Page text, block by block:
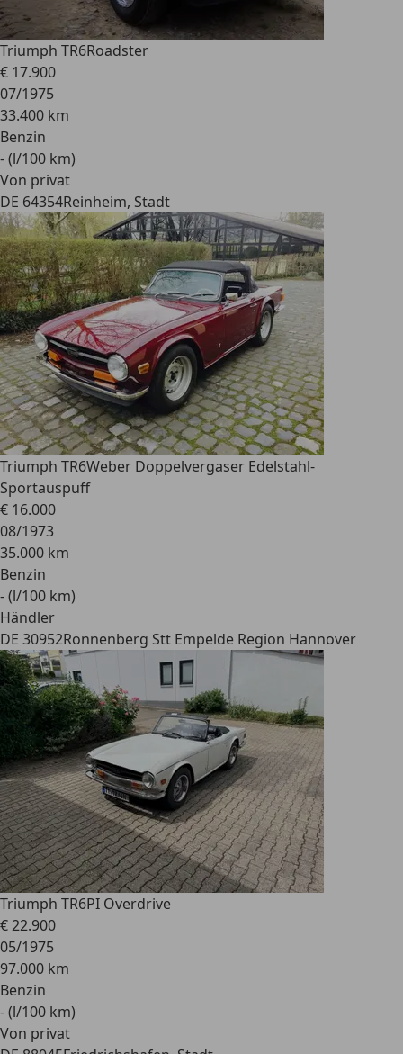
Triumph TR6Roadster
€ 17.900
07/1975
33.400 km
Benzin
- (l/100 km)
Von privat
DE 64354Reinheim, Stadt
Triumph TR6Weber Doppelvergaser Edelstahl-
Sportauspuff
€ 16.000
08/1973
35.000 km
Benzin
- (l/100 km)
Händler
DE 30952Ronnenberg Stt Empelde Region Hannover
Triumph TR6PI Overdrive
€ 22.900
05/1975
97.000 km
Benzin
- (l/100 km)
Von privat